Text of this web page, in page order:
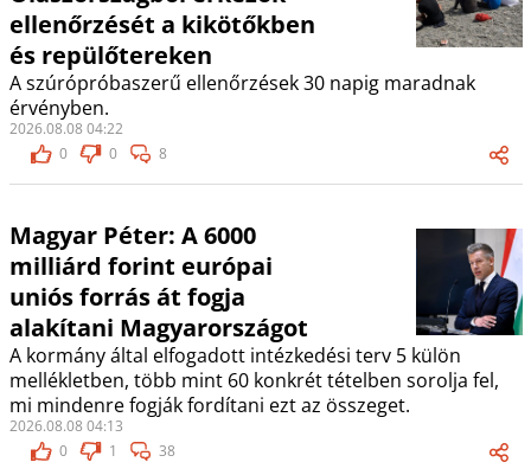
ellenőrzését a kikötőkben
és repülőtereken
A szúrópróbaszerű ellenőrzések 30 napig maradnak
érvényben.
2026.08.08 04:22
0
0 8
Magyar Péter: A 6000
milliárd forint európai
uniós forrás át fogja
alakítani Magyarországot
A kormány által elfogadott intézkedési terv 5 külön
mellékletben, több mint 60 konkrét tételben sorolja fel,
mi mindenre fogják fordítani ezt az összeget.
2026.08.08 04:13
0
1 38